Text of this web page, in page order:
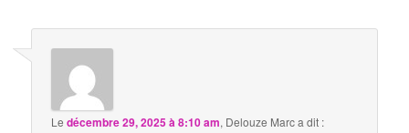
Ledécembre 29, 2025 à 8:10 am, Delouze Marca dit :